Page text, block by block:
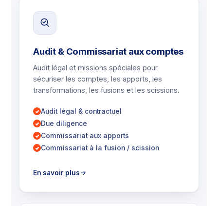
Audit & Commissariat aux comptes
Audit légal et missions spéciales pour
sécuriser les comptes, les apports, les
transformations, les fusions et les scissions.
Audit légal & contractuel
Due diligence
Commissariat aux apports
Commissariat à la fusion / scission
En savoir plus